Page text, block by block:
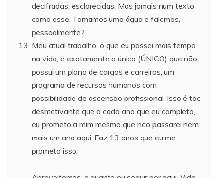
decifradas, esclarecidas. Mas jamais num texto
como esse. Tomamos uma água e falamos,
pessoalmente?
Meu atual trabalho, o que eu passei mais tempo
na vida, é exatamente o único (ÚNICO) que não
possui um plano de cargos e carreiras, um
programa de recursos humanos com
possibilidade de ascensão profissional. Isso é tão
desmotivante que a cada ano que eu completo,
eu prometo a mim mesmo que não passarei nem
mais um ano aqui. Faz 13 anos que eu me
prometo isso.